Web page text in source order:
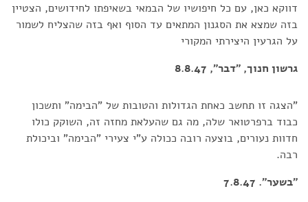
דווקא כאן, עם כל חיפושיו של הבמאי בשאיפתו לחידושים, הצטיין
בזה שמצא את הסגנון המתאים עד הסוף ואף בזה שהצליח לשמור
על הגרעין היצירתי המקורי
גרשון חנוך, "דבר", 8.8.47
"הצגה זו תחשב כאחת הגדולות והטובות של "הבימה" ותשכון
כבוד ברפרטואר שלה, מה גם שהעלאת מחזה זה, השוקק כולו
חדוות נעורים, בוצעה רובה ככולה ע"י צעירי "הבימה" וביכולת
רבה.
"בשער". 7.8.47